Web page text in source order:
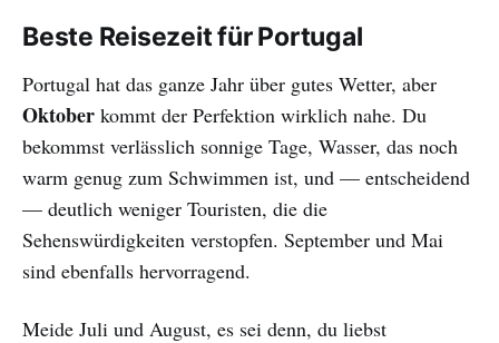
Beste Reisezeit für Portugal
Portugal hat das ganze Jahr über gutes Wetter, aber
Oktober kommt der Perfektion wirklich nahe. Du
bekommst verlässlich sonnige Tage, Wasser, das noch
warm genug zum Schwimmen ist, und — entscheidend
— deutlich weniger Touristen, die die
Sehenswürdigkeiten verstopfen. September und Mai
sind ebenfalls hervorragend.
Meide Juli und August, es sei denn, du liebst